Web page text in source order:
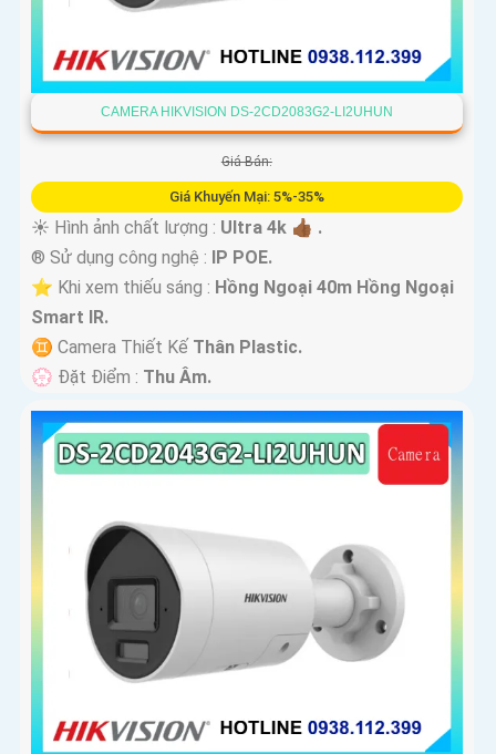
CAMERA HIKVISION DS-2CD2083G2-LI2UHUN
Giá Bán:
Giá Khuyến Mại: 5%-35%
☀️ Hình ảnh chất lượng : Ultra 4k 👍🏾 .
®️ Sử dụng công nghệ : IP POE.
⭐ Khi xem thiếu sáng : Hồng Ngoại 40m Hồng Ngoại
Smart IR.
♊ Camera Thiết Kế Thân Plastic.
️💮 Đặt Điểm : Thu Âm.